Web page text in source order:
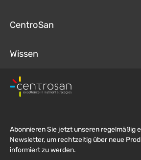
CentroSan
Wissen
Abonnieren Sie jetzt unseren regelmäßig
Newsletter, um rechtzeitig über neue
informiert zu werden.